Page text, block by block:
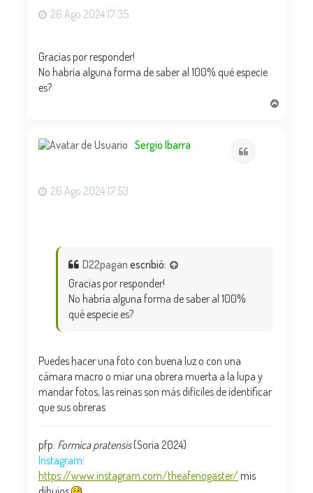
26 Ago 2024 17:35
Gracias por responder!
No habría alguna forma de saber al 100% qué especie
es?
Sergio Ibarra
26 Ago 2024 17:53
D22pagan escribió:
Gracias por responder!
No habría alguna forma de saber al 100%
qué especie es?
Puedes hacer una foto con buena luz o con una
cámara macro o miar una obrera muerta a la lupa y
mandar fotos, las reinas son más difíciles de identificar
que sus obreras
pfp: Formica pratensis(Soria 2024)
Instagram:
https://www.instagram.com/theafenogaster/ mis